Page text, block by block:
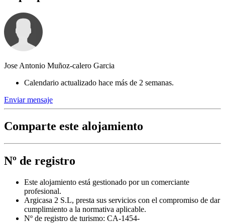
Jose Antonio Muñoz-calero Garcia
Calendario actualizado hace más de 2 semanas.
Enviar mensaje
Comparte este alojamiento
Nº de registro
Este alojamiento está gestionado por un comerciante
profesional.
Argicasa 2 S.L, presta sus servicios con el compromiso de dar
cumplimiento a la normativa aplicable.
Nº de registro de turismo: CA-1454-